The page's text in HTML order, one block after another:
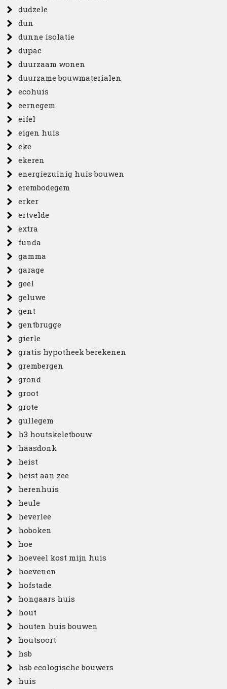
dudzele
dun
dunne isolatie
dupac
duurzaam wonen
duurzame bouwmaterialen
ecohuis
eernegem
eifel
eigen huis
eke
ekeren
energiezuinig huis bouwen
erembodegem
erker
ertvelde
extra
funda
gamma
garage
geel
geluwe
gent
gentbrugge
gierle
gratis hypotheek berekenen
grembergen
grond
groot
grote
gullegem
h3 houtskeletbouw
haasdonk
heist
heist aan zee
herenhuis
heule
heverlee
hoboken
hoe
hoeveel kost mijn huis
hoevenen
hofstade
hongaars huis
hout
houten huis bouwen
houtsoort
hsb
hsb ecologische bouwers
huis